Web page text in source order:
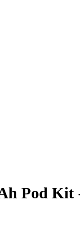
Pod Kit